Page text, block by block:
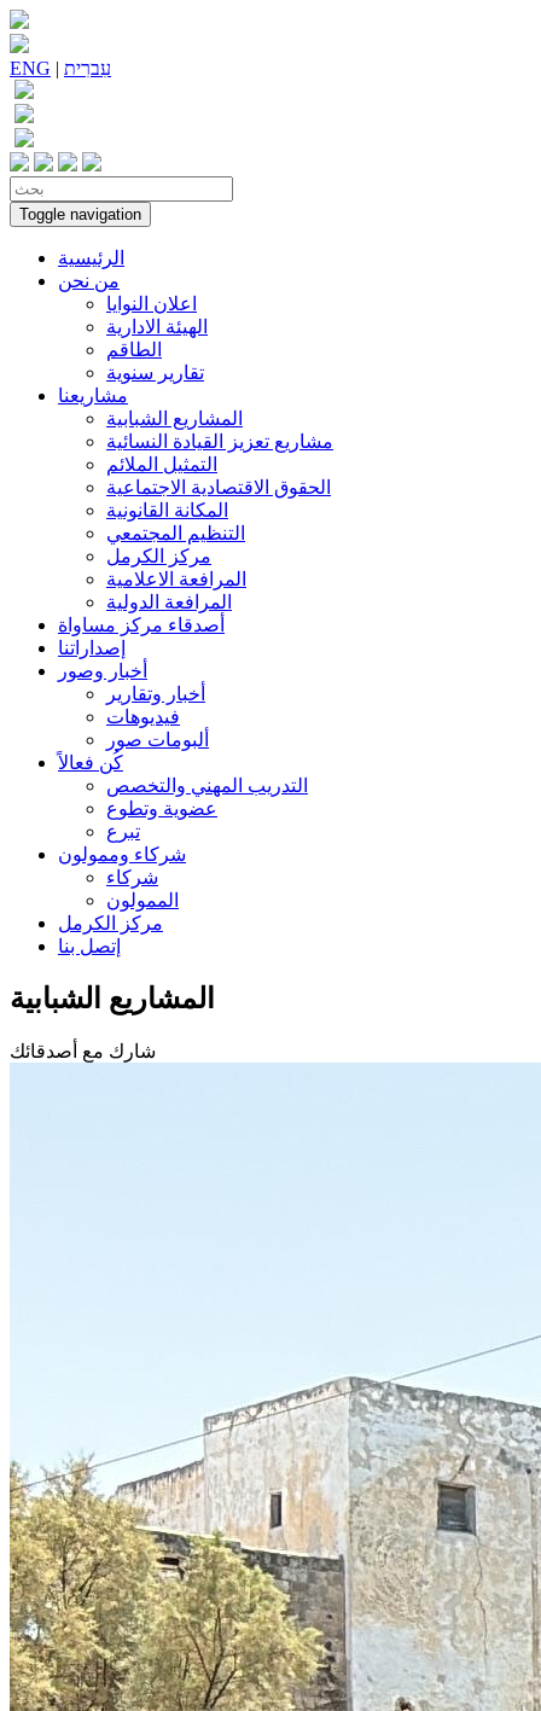
ENG | עִברִית
Toggle navigation
الرئيسية
من نحن
اعلان النوايا
الهيئة الادارية
الطاقم
تقارير سنوية
مشاريعنا
المشاريع الشبابية
مشاريع تعزيز القيادة النسائية
التمثيل الملائم
الحقوق الاقتصادية الاجتماعية
المكانة القانونية
التنظيم المجتمعي
مركز الكرمل
المرافعة الاعلامية
المرافعة الدولية
أصدقاء مركز مساواة
إصداراتنا
أخبار وصور
أخبار وتقارير
فيديوهات
ألبومات صور
كُن فعالاً
التدريب المهني والتخصص
عضوية وتطوع
تبرع
شركاء وممولون
شركاء
الممولون
مركز الكرمل
إتصل بنا
المشاريع الشبابية
شارك مع أصدقائك